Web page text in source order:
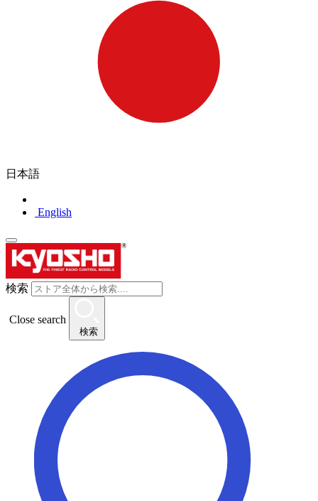
日本語
English
検索
Close search
検索